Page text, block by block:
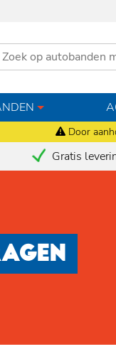
Door
Gratis